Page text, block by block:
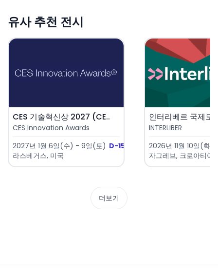
유사 추천 전시
CES 기술혁신상 2027 (CE..
CES Innovation Awards
2027년 1월 6일(수) - 9일(토) D-153
라스베거스, 미국
INTERLIBER
2026년 11월 10일(화)
자그레브, 크로아티아
더보기